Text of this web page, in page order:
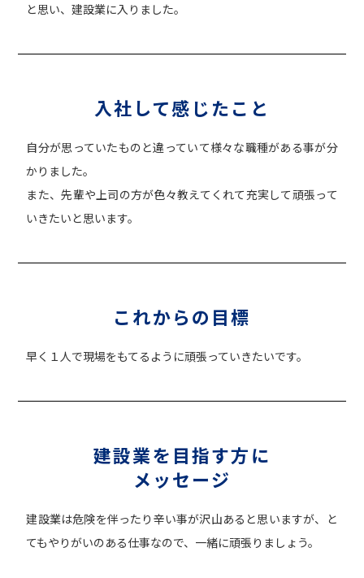
と思い、建設業に入りました。
入社して感じたこと
自分が思っていたものと違っていて様々な職種がある事が分
かりました。
また、先輩や上司の方が色々教えてくれて充実して頑張って
いきたいと思います。
これからの目標
早く１人で現場をもてるように頑張っていきたいです。
建設業を目指す方に
メッセージ
建設業は危険を伴ったり辛い事が沢山あると思いますが、と
てもやりがいのある仕事なので、一緒に頑張りましょう。